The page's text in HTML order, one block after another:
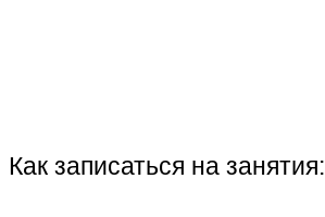
Как записаться на занятия: